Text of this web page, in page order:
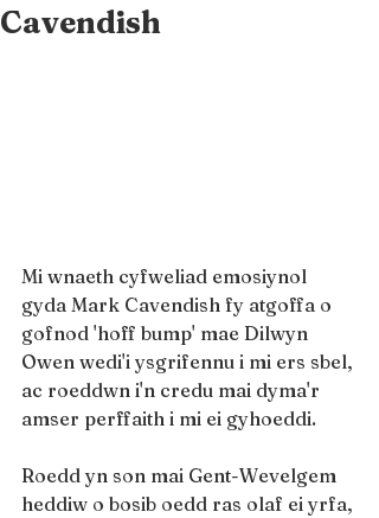
Cavendish
Mi wnaeth cyfweliad emosiynol
gyda Mark Cavendish fy atgoffa o
gofnod 'hoff bump' mae Dilwyn
Owen wedi'i ysgrifennu i mi ers sbel,
ac roeddwn i'n credu mai dyma'r
amser perffaith i mi ei gyhoeddi.
Roedd yn son mai Gent-Wevelgem
heddiw o bosib oedd ras olaf ei yrfa,